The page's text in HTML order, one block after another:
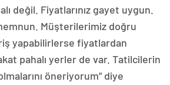
değil. Fiyatlarınız gayet uygun.
Müşterilerimiz doğru
yapabilirlerse fiyatlardan
pahalı yerler de var. Tatilcilerin
öneriyorum” diye